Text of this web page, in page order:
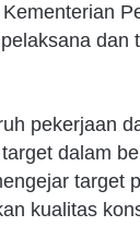
dan
pekerjaan
dalam
target
kualitas